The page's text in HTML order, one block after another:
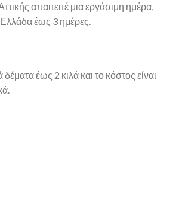
απαιτειτέ μια εργάσιμη ημέρα,
έως 3 ημέρες.
έως 2 κιλά και το κόστος είναι